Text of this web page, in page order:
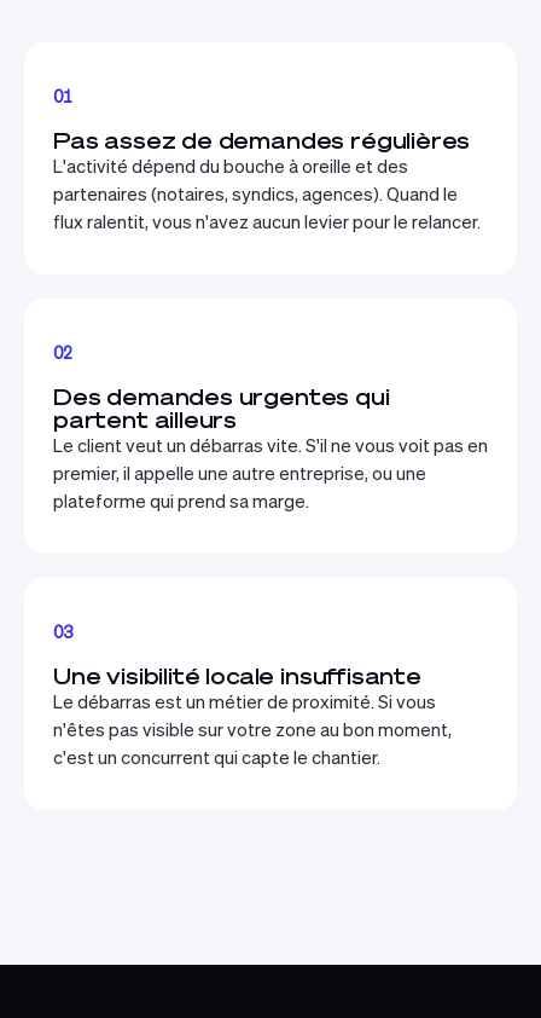
01
Pas assez de demandes régulières
L'activité dépend du bouche à oreille et des
partenaires (notaires, syndics, agences). Quand le
flux ralentit, vous n'avez aucun levier pour le relancer.
02
Des demandes urgentes qui
partent ailleurs
Le client veut un débarras vite. S'il ne vous voit pas en
premier, il appelle une autre entreprise, ou une
plateforme qui prend sa marge.
03
Une visibilité locale insuffisante
Le débarras est un métier de proximité. Si vous
n'êtes pas visible sur votre zone au bon moment,
c'est un concurrent qui capte le chantier.